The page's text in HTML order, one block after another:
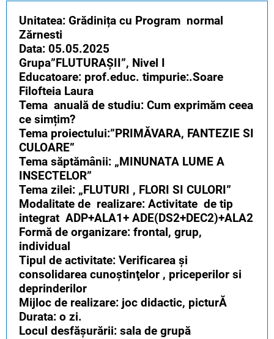
Unitatea: Grădinița cu Program normal
Zărnesti
Data: 05.05.2025
Grupa”FLUTURAȘII”, Nivel I
Educatoare: prof.educ. timpurie:.Soare
Filofteia Laura
Tema anuală de studiu: Cum exprimăm ceea
ce simțim?
Tema proiectului:”PRIMĂVARA, FANTEZIE SI
CULOARE”
Tema săptămânii: „MINUNATA LUME A
INSECTELOR”
Tema zilei: „FLUTURI , FLORI SI CULORI”
Modalitate de realizare: Activitate de tip
integrat ADP+ALA1+ ADE(DS2+DEC2)+ALA2
Formă de organizare: frontal, grup,
individual
Tipul de activitate: Verificarea şi
consolidarea cunoştinţelor , priceperilor si
deprinderilor
Mijloc de realizare: joc didactic, picturĂ
Durata: o zi.
Locul desfășurării: sala de grupă